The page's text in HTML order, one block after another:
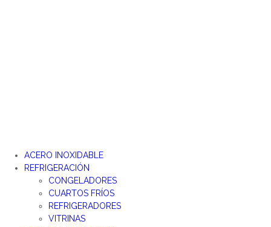
ACERO INOXIDABLE
REFRIGERACIÓN
CONGELADORES
CUARTOS FRÍOS
REFRIGERADORES
VITRINAS